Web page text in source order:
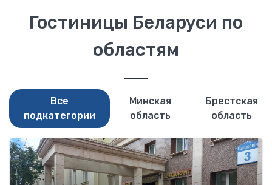
Гостиницы Беларуси по
областям
Все
подкатегории
Минская
область
Брестская
область